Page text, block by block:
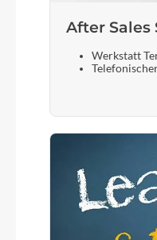
After Sales
Werkstatt